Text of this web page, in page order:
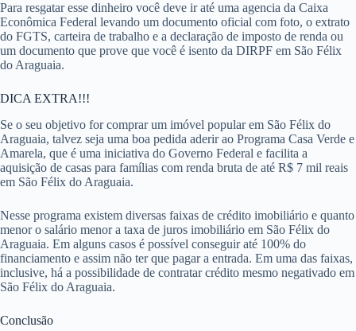
Para resgatar esse dinheiro você deve ir até uma agencia da Caixa
Econômica Federal levando um documento oficial com foto, o extrato
do FGTS, carteira de trabalho e a declaração de imposto de renda ou
um documento que prove que você é isento da DIRPF em São Félix
do Araguaia.
DICA EXTRA!!!
Se o seu objetivo for comprar um imóvel popular em São Félix do
Araguaia, talvez seja uma boa pedida aderir ao Programa Casa Verde e
Amarela, que é uma iniciativa do Governo Federal e facilita a
aquisição de casas para famílias com renda bruta de até R$ 7 mil reais
em São Félix do Araguaia.
Nesse programa existem diversas faixas de crédito imobiliário e quanto
menor o salário menor a taxa de juros imobiliário em São Félix do
Araguaia. Em alguns casos é possível conseguir até 100% do
financiamento e assim não ter que pagar a entrada. Em uma das faixas,
inclusive, há a possibilidade de contratar crédito mesmo negativado em
São Félix do Araguaia.
Conclusão